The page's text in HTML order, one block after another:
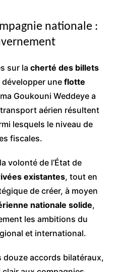
nationale :
sur la cherté des billets
une flotte
Goukouni Weddeye a
aérien résultent
lesquels le niveau de
fiscales.
volonté de l’État de
existantes, tout en
de créer, à moyen
nationale solide,
les ambitions du
et international.
douze accords bilatéraux,